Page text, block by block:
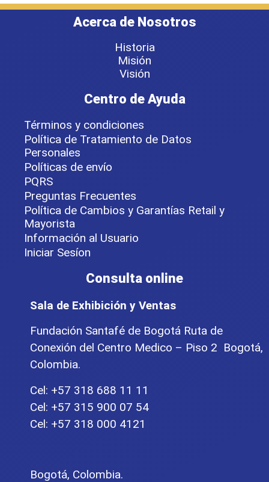
Acerca de Nosotros
Historia
Misión
Visión
Centro de Ayuda
Términos y condiciones
Política de Tratamiento de Datos
Personales
Políticas de envío
PQRS
Preguntas Frecuentes
Política de Cambios y Garantías Retail y
Mayorista
Información al Usuario
Iniciar Sesíon
Consulta online
Sala de Exhibición y Ventas
Fundación Santafé de Bogotá Ruta de
Conexión del Centro Medico – Piso 2 Bogotá,
Colombia.
Cel: +57 318 688 11 11
Cel: +57 315 900 07 54
Cel: +57 318 000 4121
Bogotá, Colombia.